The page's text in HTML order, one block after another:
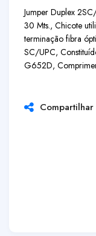
Jumper Duplex
30 Mts., Chicote
terminação fibra
SC/UPC,
G652D,
Compartilhar